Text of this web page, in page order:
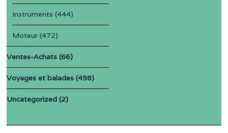
Instruments (444)
Moteur (472)
Ventes-Achats (66)
Voyages et balades (498)
Uncategorized (2)